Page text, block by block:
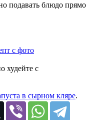
подавать блюдо прямо
худейте с
в сырном кляре.